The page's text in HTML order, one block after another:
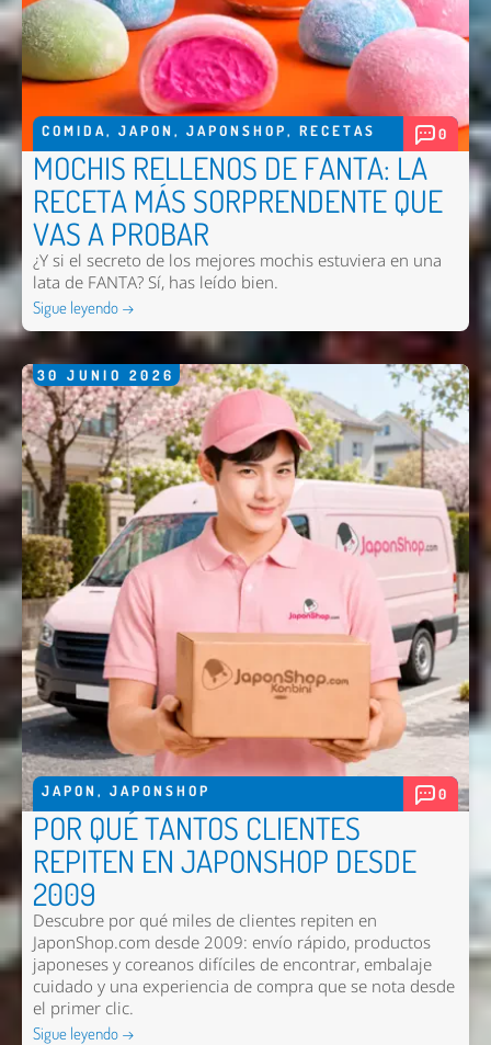
COMIDA, JAPON , JAPONSHOP, RECETAS 0
MOCHIS RELLENOS DE FANTA: LA
RECETA MÁS SORPRENDENTE QUE
VAS A PROBAR
¿Y si el secreto de los mejores mochis estuviera en una
lata de FANTA? Sí, has leído bien.
Sigue leyendo →
30 JUNIO 2026
JAPON , JAPONSHOP 0
POR QUÉ TANTOS CLIENTES
REPITEN EN JAPONSHOP DESDE
2009
Descubre por qué miles de clientes repiten en
JaponShop.com desde 2009: envío rápido, productos
japoneses y coreanos difíciles de encontrar, embalaje
cuidado y una experiencia de compra que se nota desde
el primer clic.
Sigue leyendo →